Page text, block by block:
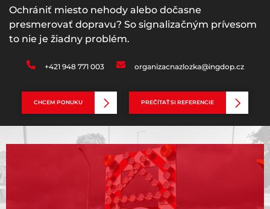
Ochrániť miesto nehody alebo dočasne
presmerovať dopravu? So signalizačným prívesom
to nie je žiadny problém.
+421 948 771 003 organizacnazlozka@ingdop.cz
CHCEM PONUKU PREČÍTAŤ SI REFERENCIE